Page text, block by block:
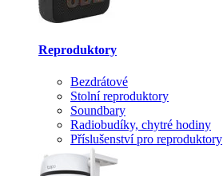
Reproduktory
Bezdrátové
Stolní reproduktory
Soundbary
Radiobudíky, chytré hodiny
Příslušenství pro reproduktory